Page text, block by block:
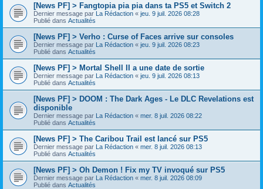
[News PF] > Fangtopia pia pia dans ta PS5 et Switch 2
Dernier message par La Rédaction « jeu. 9 juil. 2026 08:28
Publié dans Actualités
[News PF] > Verho : Curse of Faces arrive sur consoles
Dernier message par La Rédaction « jeu. 9 juil. 2026 08:23
Publié dans Actualités
[News PF] > Mortal Shell II a une date de sortie
Dernier message par La Rédaction « jeu. 9 juil. 2026 08:13
Publié dans Actualités
[News PF] > DOOM : The Dark Ages - Le DLC Revelations est
disponible
Dernier message par La Rédaction « mer. 8 juil. 2026 08:22
Publié dans Actualités
[News PF] > The Caribou Trail est lancé sur PS5
Dernier message par La Rédaction « mer. 8 juil. 2026 08:13
Publié dans Actualités
[News PF] > Oh Demon ! Fix my TV invoqué sur PS5
Dernier message par La Rédaction « mer. 8 juil. 2026 08:09
Publié dans Actualités